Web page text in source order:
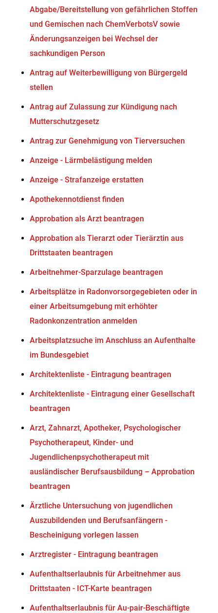
Abgabe/Bereitstellung von gefährlichen Stoffen
und Gemischen nach ChemVerbotsV sowie
Änderungsanzeigen bei Wechsel der
sachkundigen Person
Antrag auf Weiterbewilligung von Bürgergeld
stellen
Antrag auf Zulassung zur Kündigung nach
Mutterschutzgesetz
Antrag zur Genehmigung von Tierversuchen
Anzeige - Lärmbelästigung melden
Anzeige - Strafanzeige erstatten
Apothekennotdienst finden
Approbation als Arzt beantragen
Approbation als Tierarzt oder Tierärztin aus
Drittstaaten beantragen
Arbeitnehmer-Sparzulage beantragen
Arbeitsplätze in Radonvorsorgegebieten oder in
einer Arbeitsumgebung mit erhöhter
Radonkonzentration anmelden
Arbeitsplatzsuche im Anschluss an Aufenthalte
im Bundesgebiet
Architektenliste - Eintragung beantragen
Architektenliste - Eintragung einer Gesellschaft
beantragen
Arzt, Zahnarzt, Apotheker, Psychologischer
Psychotherapeut, Kinder- und
Jugendlichenpsychotherapeut mit
ausländischer Berufsausbildung – Approbation
beantragen
Ärztliche Untersuchung von jugendlichen
Auszubildenden und Berufsanfängern -
Bescheinigung vorlegen lassen
Arztregister - Eintragung beantragen
Aufenthaltserlaubnis für Arbeitnehmer aus
Drittstaaten - ICT-Karte beantragen
Aufenthaltserlaubnis für Au-pair-Beschäftigte